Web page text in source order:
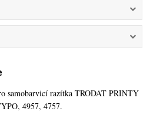
samobarvicí razítka TRODAT PRINTY
4957, 4757.